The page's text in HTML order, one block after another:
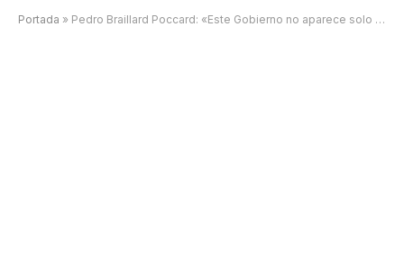
Portada » Pedro Braillard Poccard: «Este Gobierno no aparece solo durante época electoral»